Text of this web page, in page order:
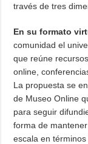
través de tres
En su formato
comunidad el
que reúne
online,
La propuesta se
de Museo Online
para seguir
forma de
escala en